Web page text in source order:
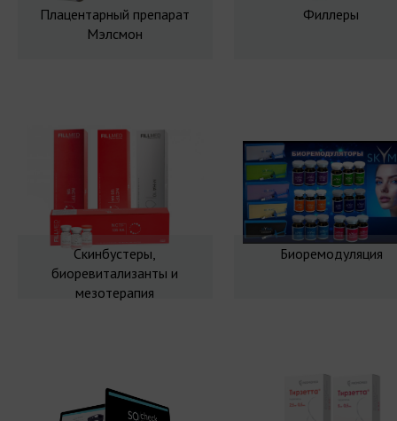
Плацентарный препарат
Мэлсмон
Филлеры
Скинбустеры,
биоревитализанты и
мезотерапия
Биоремодуляция